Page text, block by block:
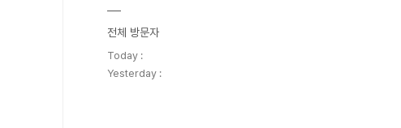
전체 방문자
Today :
Yesterday :